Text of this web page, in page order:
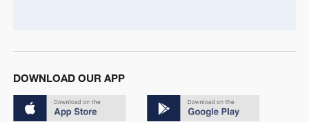
DOWNLOAD OUR APP